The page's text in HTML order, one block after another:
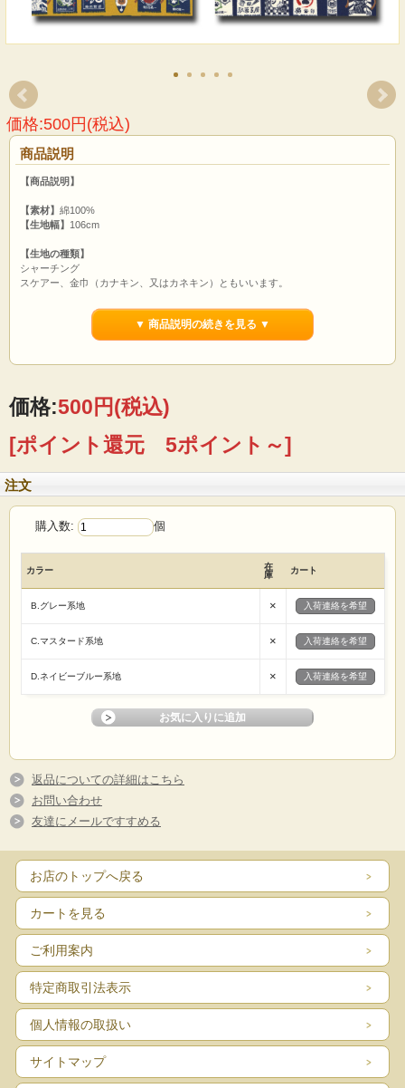
価格:500円(税込)
商品説明
【商品説明】
【素材】 綿100%
【生地幅】 106cm
【生地の種類】
シャーチング
スケアー、金巾（カナキン、又はカネキン）ともいいます。
シーチングに比べ薄手の生地です。
【ご注文前に必ずお読み下さい 】
☆生地は1mにカットしてあります。1ｍのカット済み商品ですのでご注意くださ
い。
（例えば）
ご希望の商品が1m分の場合→「1」 5m分の場合→「5」
とご入力の程、よろしくお願いたします。
☆画面上で見た色と実際の商品の色とは、写真撮影時の光源 またはお客様がお使
☆商品総額、税込5000円以上お買い上げで全国送料無料です。
▼ 商品説明の続きを見る ▼
価格:500円(税込)
[ポイント還元 5ポイント～]
注文
購入数: 個
カラー
在
庫
カート
B.グレー系地 × 入荷連絡を希望
C.マスタード系地 × 入荷連絡を希望
D.ネイビーブルー系地 × 入荷連絡を希望
返品についての詳細はこちら
お問い合わせ
友達にメールですすめる
お店のトップへ戻る
カートを見る
ご利用案内
特定商取引法表示
個人情報の取扱い
サイトマップ